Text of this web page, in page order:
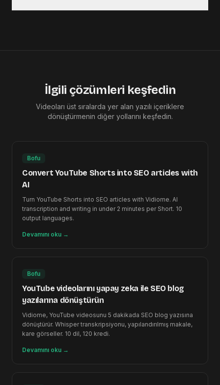
İlgili çözümleri keşfedin
Videoları üst sıralarda yer alan yazılı içeriklere
dönüştürmenin diğer yollarını keşfedin.
Bofu
Convert YouTube Shorts into SEO articles with
AI
Turn YouTube Shorts into SEO articles with Vidiome. AI
transcription and writing in under 2 minutes per Short. 10
output languages.
Devamını oku →
Bofu
YouTube videolarını yapay zeka ile SEO blog
yazılarına dönüştürün
Vidiome, YouTube videosunu 5 dakikada SEO blog yazısına
dönüştürür. Whisper transkripsiyonu, yapılandırılmış makale,
kare görseller. 10 dil, 120 kredi.
Devamını oku →